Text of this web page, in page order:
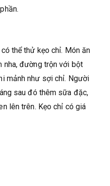
thể thử kẹo chỉ. Món ăn
nha, đường trộn với bột
mảnh như sợi chỉ. Người
sau đó thêm sữa đặc,
lên trên. Kẹo chỉ có giá